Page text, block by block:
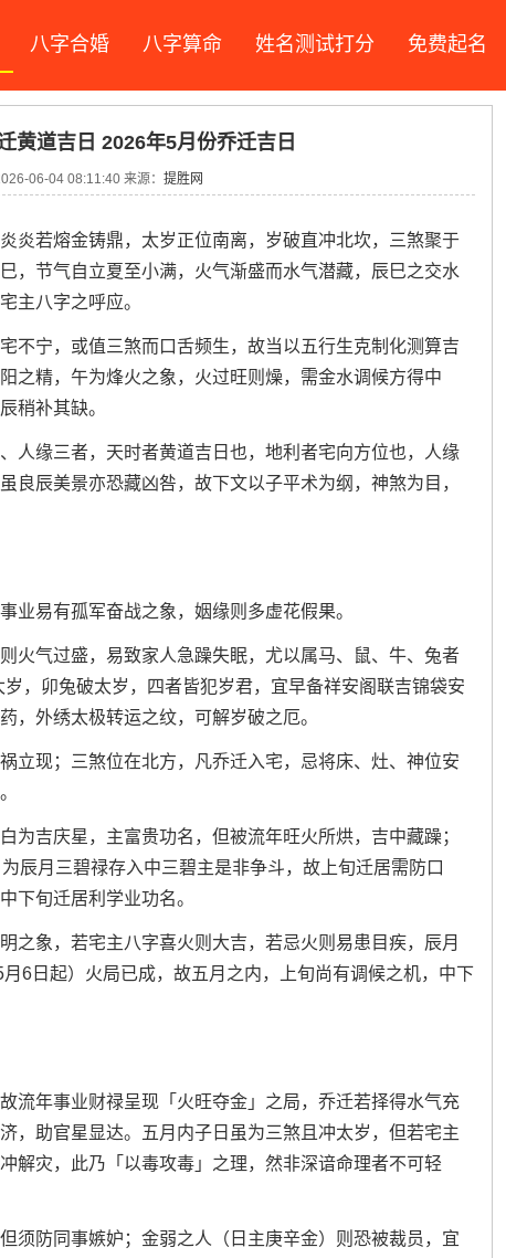
八字合婚 八字算命 姓名测试打分 免费起名
黄道吉日 2026年5月份乔迁吉日
06-04 08:11:40 来源： 提胜网
炎若熔金铸鼎，太岁正位南离，岁破直冲北坎，三煞聚于
，节气自立夏至小满，火气渐盛而水气潜藏，辰巳之交水
主八字之呼应。
不宁，或值三煞而口舌频生，故当以五行生克制化测算吉
之精，午为烽火之象，火过旺则燥，需金水调候方得中
稍补其缺。
人缘三者，天时者黄道吉日也，地利者宅向方位也，人缘
良辰美景亦恐藏凶咎，故下文以子平术为纲，神煞为目，
业易有孤军奋战之象，姻缘则多虚花假果。
火气过盛，易致家人急躁失眠，尤以属马、鼠、牛、兔者
，卯兔破太岁，四者皆犯岁君，宜早备祥安阁联吉锦袋安
，外绣太极转运之纹，可解岁破之厄。
立现；三煞位在北方，凡乔迁入宅，忌将床、灶、神位安
为吉庆星，主富贵功名，但被流年旺火所烘，吉中藏躁；
辰月三碧禄存入中三碧主是非争斗，故上旬迁居需防口
下旬迁居利学业功名。
之象，若宅主八字喜火则大吉，若忌火则易患目疾，辰月
6日起）火局已成，故五月之内，上旬尚有调候之机，中下
流年事业财禄呈现「火旺夺金」之局，乔迁若择得水气充
，助官星显达。五月内子日虽为三煞且冲太岁，但若宅主
解灾，此乃「以毒攻毒」之理，然非深谙命理者不可轻
须防同事嫉妒；金弱之人（日主庚辛金）则恐被裁员，宜